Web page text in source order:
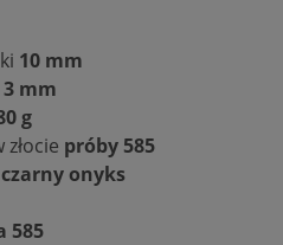
10 mm
3 mm
g
złocie próby 585
czarny onyks
585